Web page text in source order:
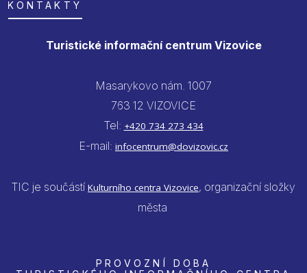
KONTAKTY
Turistické informační centrum Vizovice
Masarykovo nám. 1007
763 12 VIZOVICE
Tel: +420 734 273 434
E-mail: infocentrum@dovizovic.cz
TIC je součástí Kulturního centra Vizovice, organizační složky
města
PROVOZNÍ DOBA